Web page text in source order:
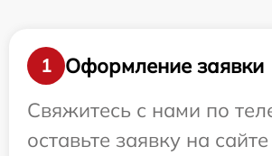
1
Оформление заявки
Свяжитесь с нами по
оставьте заявку на сайте